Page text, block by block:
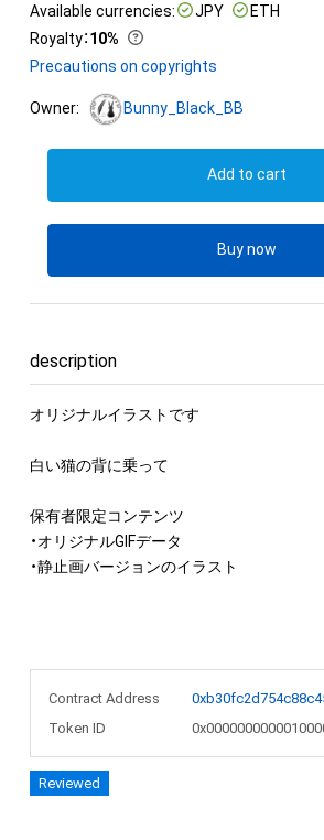
Available currencies: JPY
ETH
Royalty：10%
Precautions on copyrights
Owner: Bunny_Black_BB
Add to cart
Buy now
description
オリジナルイラストです
白い猫の背に乗って
保有者限定コンテンツ
・オリジナルGIFデータ
・静止画バージョンのイラスト
Contract Address
Token ID
Reviewed